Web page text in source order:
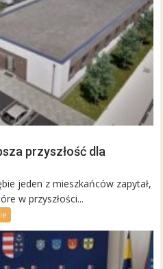
przyszłość dla
jeden z mieszkańców zapytał,
w przyszłości...